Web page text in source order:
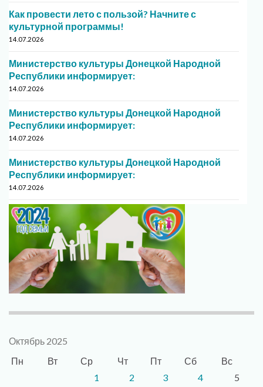
Как провести лето с пользой? Начните с
культурной программы!
14.07.2026
Министерство культуры Донецкой Народной
Республики информирует:
14.07.2026
Министерство культуры Донецкой Народной
Республики информирует:
14.07.2026
Министерство культуры Донецкой Народной
Республики информирует:
14.07.2026
Октябрь 2025
Пн
Вт Ср Чт Пт Сб
Вс
1
2 3 4 5